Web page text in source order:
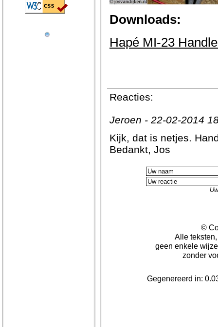
Downloads:
Hapé MI-23
Reacties:
Jeroen - 22-02-2014
Kijk, dat is netjes.
Bedankt, Jos
©
Alle
geen enkele
zonder
Gegenereerd in: